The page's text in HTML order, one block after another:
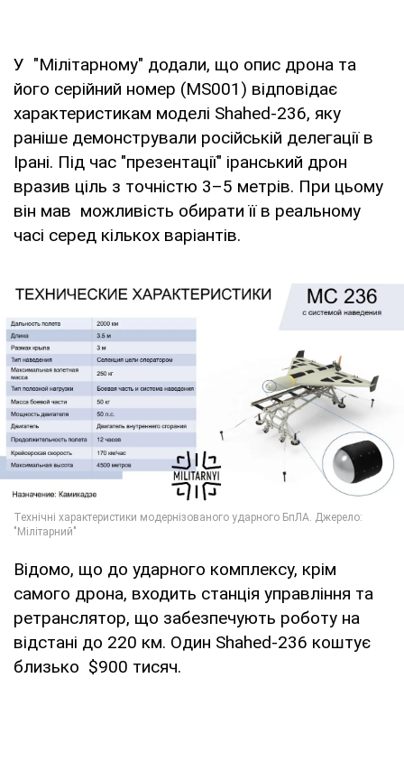
У "Мілітарному" додали, що опис дрона та
його серійний номер (MS001) відповідає
характеристикам моделі Shahed-236, яку
раніше демонстрували російській делегації в
Ірані. Під час "презентації" іранський дрон
вразив ціль з точністю 3–5 метрів. При цьому
він мав можливість обирати її в реальному
часі серед кількох варіантів.
Відомо, що до ударного комплексу, крім
самого дрона, входить станція управління та
ретранслятор, що забезпечують роботу на
відстані до 220 км. Один Shahed-236 коштує
близько $900 тисяч.